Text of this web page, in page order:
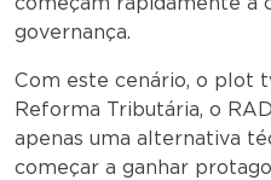
governança.
Com este cenário, o plot
Reforma Tributária, o
apenas uma alternativa
começar a ganhar